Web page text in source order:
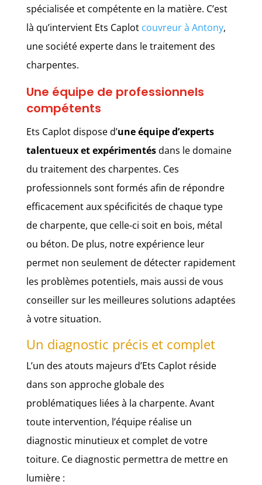
spécialisée et compétente en la matière. C’est
là qu’intervient Ets Caplot couvreur à Antony,
une société experte dans le traitement des
charpentes.
Une équipe de professionnels
compétents
Ets Caplot dispose d’une équipe d’experts
talentueux et expérimentésdans le domaine
du traitement des charpentes. Ces
professionnels sont formés afin de répondre
efficacement aux spécificités de chaque type
de charpente, que celle-ci soit en bois, métal
ou béton. De plus, notre expérience leur
permet non seulement de détecter rapidement
les problèmes potentiels, mais aussi de vous
conseiller sur les meilleures solutions adaptées
à votre situation.
Un diagnostic précis et complet
L’un des atouts majeurs d’Ets Caplot réside
dans son approche globale des
problématiques liées à la charpente. Avant
toute intervention, l’équipe réalise un
diagnostic minutieux et complet de votre
toiture. Ce diagnostic permettra de mettre en
lumière :